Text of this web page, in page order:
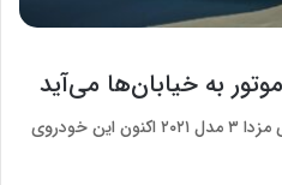
با قرار گرفتن یک موتور انقلابی روی مزدا ۳ مدل ۲۰۲۱ اکنون این خودروی